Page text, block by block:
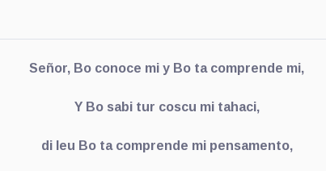
Señor, Bo conoce mi y Bo ta comprende mi,
Y Bo sabi tur coscu mi tahaci,
di leu Bo ta comprende mi pensamento,